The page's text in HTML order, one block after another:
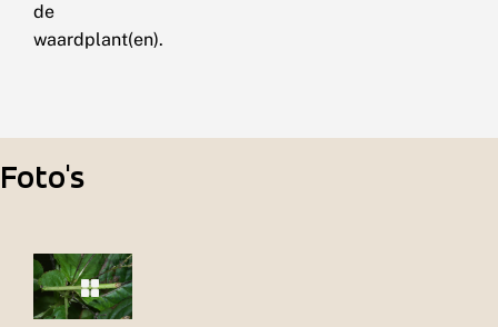
de
waardplant(en).
Foto's